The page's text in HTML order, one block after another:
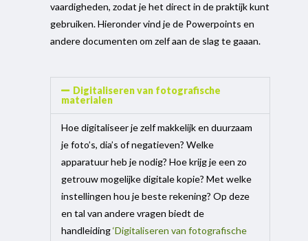
vaardigheden, zodat je het direct in de praktijk kunt
gebruiken. Hieronder vind je de Powerpoints en
andere documenten om zelf aan de slag te gaaan.
Digitaliseren van fotografische
materialen
Hoe digitaliseer je zelf makkelijk en duurzaam
je foto’s, dia’s of negatieven? Welke
apparatuur heb je nodig? Hoe krijg je een zo
getrouw mogelijke digitale kopie? Met welke
instellingen hou je beste rekening? Op deze
en tal van andere vragen biedt de
handleiding‘Digitaliseren van fotografische